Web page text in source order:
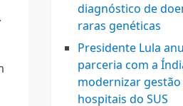
diagnóstico de
raras genéticas
Presidente Lula
parceria com a
modernizar gestão
hospitais do SUS